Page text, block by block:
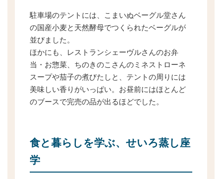
駐車場のテントには、こまいぬベーグル堂さん
の国産小麦と天然酵母でつくられたベーグルが
並びました。
ほかにも、レストランシェーヴルさんのお弁
当・お惣菜、ちのきのこさんのミネストローネ
スープや茄子の煮びたしと、テントの周りには
美味しい香りがいっぱい。お昼前にはほとんど
のブースで完売の品が出るほどでした。
食と暮らしを学ぶ、せいろ蒸し座
学